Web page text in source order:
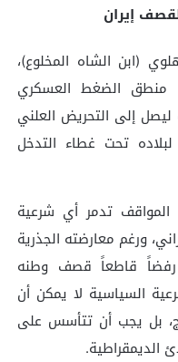
إيران
(ابن الشاه المخلوع)،
منطق الضغط العسكري
ليصل إلى التحريض العلني
تحت غطاء التدخل
المواقف تدمر أي شرعية
ورغم معارضته الجذرية
رفضاً قاطعاً قصف وطنه
السياسية لا يمكن أن
بل يجب أن تتأسس على
الديمقراطية.